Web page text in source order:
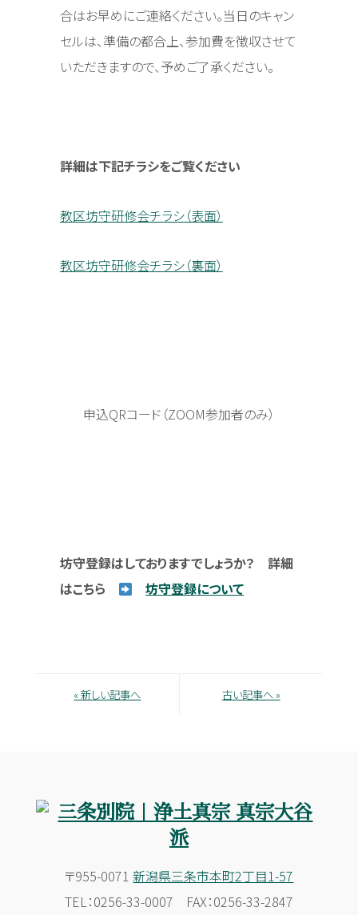
合はお早めにご連絡ください。当日のキャン
セルは、準備の都合上、参加費を徴収させて
いただきますので、予めご了承ください。
詳細は下記チラシをご覧ください
教区坊守研修会チラシ（表面）
教区坊守研修会チラシ（裏面）
申込QRコード（ZOOM参加者のみ）
坊守登録はしておりますでしょうか？ 詳細
はこちら
坊守登録について
« 新しい記事へ 古い記事へ »
〒955-0071新潟県三条市本町2丁目1-57
TEL：0256-33-0007 FAX：0256-33-2847